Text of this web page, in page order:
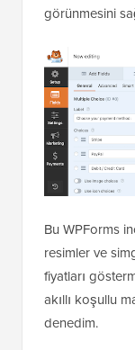
görünmesini
Bu WPForms
resimler ve
fiyatları
akıllı koşullu
denedim.